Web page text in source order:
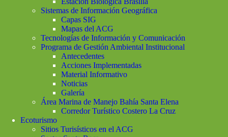
Sistemas de Información Geográfica
Capas SIG
Mapas del ACG
Tecnologías de Información y Comunicación
Programa de Gestión Ambiental Institucional
Antecedentes
Acciones Implementadas
Material Informativo
Noticias
Galería
Área Marina de Manejo Bahía Santa Elena
Corredor Turístico Costero La Cruz
Ecoturismo
Sitios Turisísticos en el ACG